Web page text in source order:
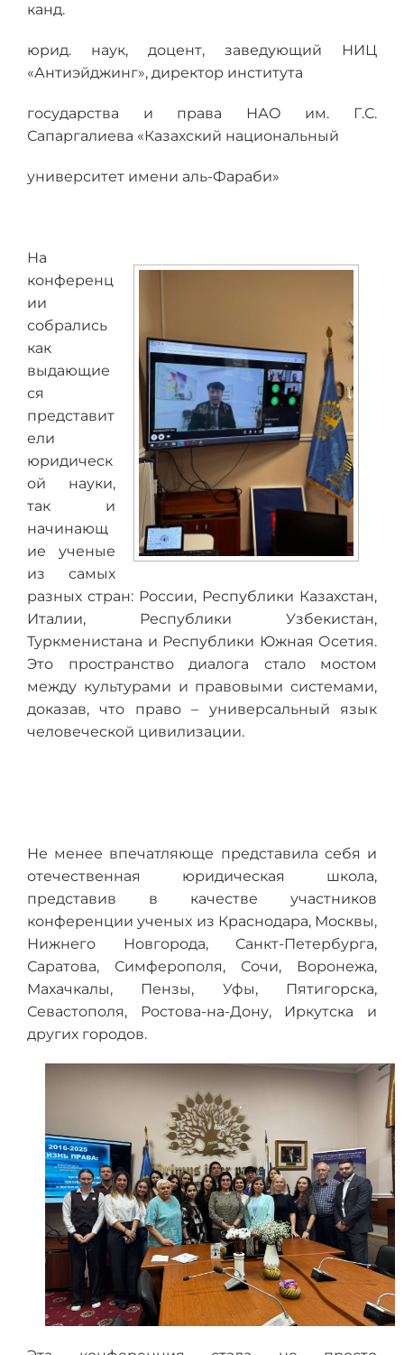
канд.
юрид. наук, доцент, заведующий НИЦ
«Антиэйджинг», директор института
государства и права НАО им. Г.С.
Сапаргалиева «Казахский национальный
университет имени аль-Фараби»
На
конференц
ии
собрались
как
выдающие
ся
представит
ели
юридическ
ой науки,
так и
начинающ
ие ученые
из самых
разных стран: России, Республики Казахстан,
Италии, Республики Узбекистан,
Туркменистана и Республики Южная Осетия.
Это пространство диалога стало мостом
между культурами и правовыми системами,
доказав, что право – универсальный язык
человеческой цивилизации.
Не менее впечатляюще представила себя и
отечественная юридическая школа,
представив в качестве участников
конференции ученых из Краснодара, Москвы,
Нижнего Новгорода, Санкт-Петербурга,
Саратова, Симферополя, Сочи, Воронежа,
Махачкалы, Пензы, Уфы, Пятигорска,
Севастополя, Ростова-на-Дону, Иркутска и
других городов.